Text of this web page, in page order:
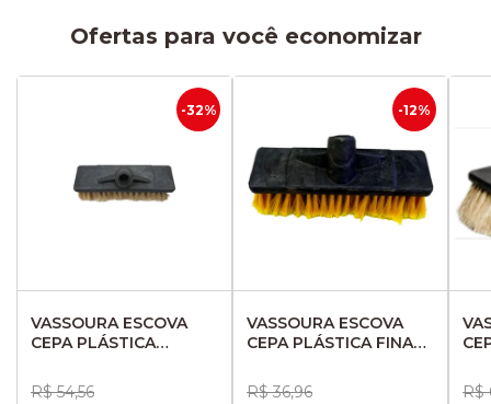
Ofertas para você economizar
-32%
VASSOURA ESCOVA
CEPA PLÁSTICA
4759899
R$ 54,56
-12%
VASSOURA ESCOVA
CEPA PLÁSTICA FINA
R$ 36,96
R$